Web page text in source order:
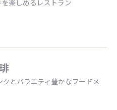
楽しめるレストラン
とバラエティ豊かなフードメ